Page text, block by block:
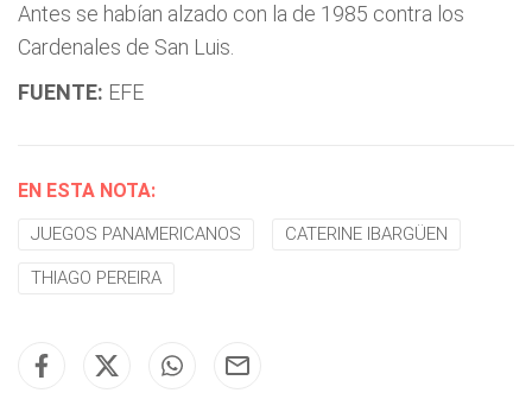
Antes se habían alzado con la de 1985 contra los
Cardenales de San Luis.
FUENTE: EFE
EN ESTA NOTA:
JUEGOS PANAMERICANOS CATERINE IBARGÜEN
THIAGO PEREIRA